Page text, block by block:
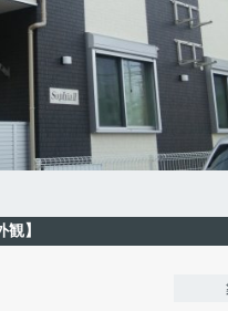
観】